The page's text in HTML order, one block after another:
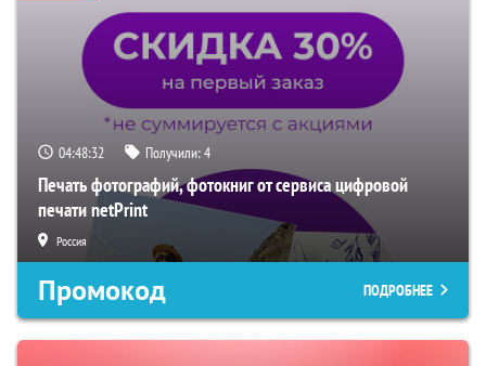
04:48:31 Получили:4
Печать фотографий, фотокниг от сервиса цифровой
печати netPrint
Россия
Промокод ПОДРОБНЕЕ